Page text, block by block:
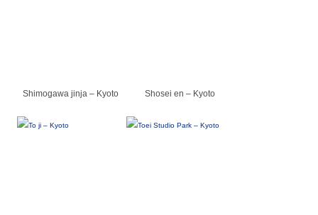
Shimogawa jinja – Kyoto Shosei en – Kyoto